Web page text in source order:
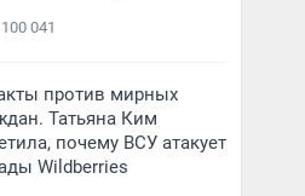
100 041
против мирных
Татьяна Ким
почему ВСУ атакует
Wildberries